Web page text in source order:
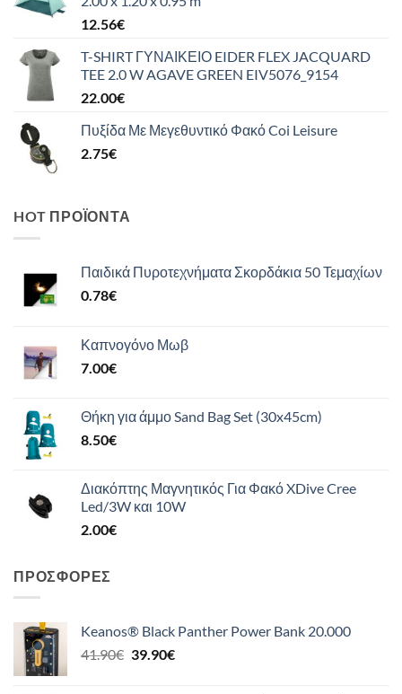
12.56€
T-SHIRT ΓΥΝΑΙΚΕΙΟ EIDER FLEX JACQUARD
TEE 2.0 W AGAVE GREEN EIV5076_9154
22.00€
Πυξίδα Με Μεγεθυντικό Φακό Coi Leisure
2.75€
HOT ΠΡΟΪΌΝΤΑ
Παιδικά Πυροτεχνήματα Σκορδάκια 50 Τεμαχίων
0.78€
Καπνογόνο Μωβ
7.00€
Θήκη για άμμο Sand Bag Set (30x45cm)
8.50€
Διακόπτης Μαγνητικός Για Φακό XDive Cree
Led/3W και 10W
2.00€
ΠΡΟΣΦΟΡΈΣ
Keanos® Black Panther Power Bank 20.000
41.90€ Original
39.90€Η